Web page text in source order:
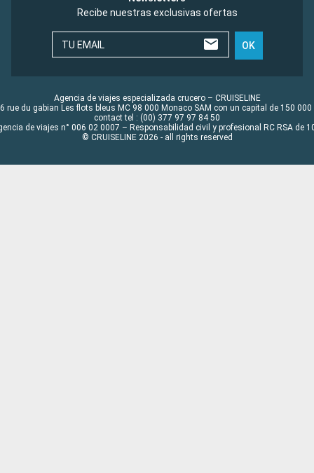
Recibe nuestras exclusivas ofertas
TU EMAIL OK
Agencia de viajes especializada crucero – CRUISELINE
rue du gabian Les flots bleus MC 98 000 Monaco SAM con un capital de 150 000
contact tel : (00) 377 97 97 84 50
de viajes n° 006 02 0007 – Responsabilidad civil y profesional RC RSA de
© CRUISELINE 2026 - all rights reserved